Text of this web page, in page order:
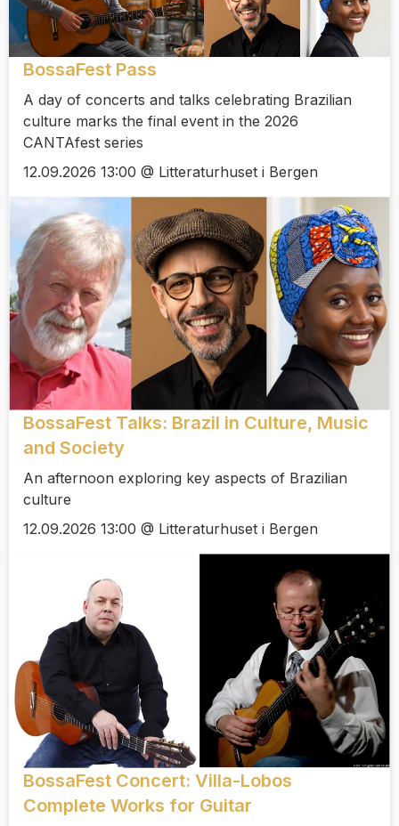
BossaFest Pass
A day of concerts and talks celebrating Brazilian
culture marks the final event in the 2026
CANTAfest series
12.09.2026 13:00 @ Litteraturhuset i Bergen
BossaFest Talks: Brazil in Culture, Music
and Society
An afternoon exploring key aspects of Brazilian
culture
12.09.2026 13:00 @ Litteraturhuset i Bergen
BossaFest Concert: Villa-Lobos
Complete Works for Guitar